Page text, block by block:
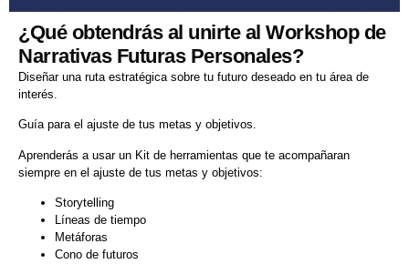
¿Qué obtendrás al unirte al Workshop de
Narrativas Futuras Personales?
Diseñar una ruta estratégica sobre tu futuro deseado en tu área de
interés.
Guía para el ajuste de tus metas y objetivos.
Aprenderás a usar un Kit de herramientas que te acompañaran
siempre en el ajuste de tus metas y objetivos:
Storytelling
Líneas de tiempo
Metáforas
Cono de futuros